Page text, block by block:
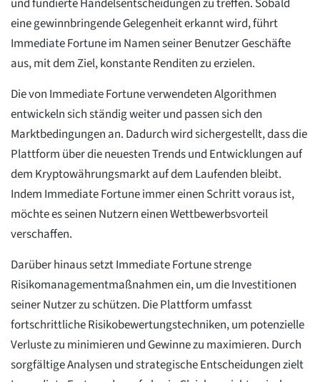
und fundierte Handelsentscheidungen zu treffen. Sobald
eine gewinnbringende Gelegenheit erkannt wird, führt
Immediate Fortune im Namen seiner Benutzer Geschäfte
aus, mit dem Ziel, konstante Renditen zu erzielen.
Die von Immediate Fortune verwendeten Algorithmen
entwickeln sich ständig weiter und passen sich den
Marktbedingungen an. Dadurch wird sichergestellt, dass die
Plattform über die neuesten Trends und Entwicklungen auf
dem Kryptowährungsmarkt auf dem Laufenden bleibt.
Indem Immediate Fortune immer einen Schritt voraus ist,
möchte es seinen Nutzern einen Wettbewerbsvorteil
verschaffen.
Darüber hinaus setzt Immediate Fortune strenge
Risikomanagementmaßnahmen ein, um die Investitionen
seiner Nutzer zu schützen. Die Plattform umfasst
fortschrittliche Risikobewertungstechniken, um potenzielle
Verluste zu minimieren und Gewinne zu maximieren. Durch
sorgfältige Analysen und strategische Entscheidungen zielt